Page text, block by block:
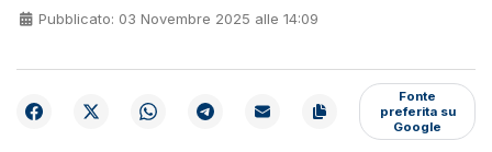
Pubblicato: 03 Novembre 2025 alle 14:09
Fonte
preferita su
Google